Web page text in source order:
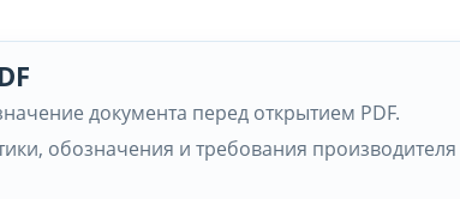
документа перед открытием PDF.
обозначения и требования производителя